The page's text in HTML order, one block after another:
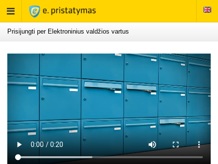
Rodyti
meniu
Prisijungti per Elektroninius valdžios vartus